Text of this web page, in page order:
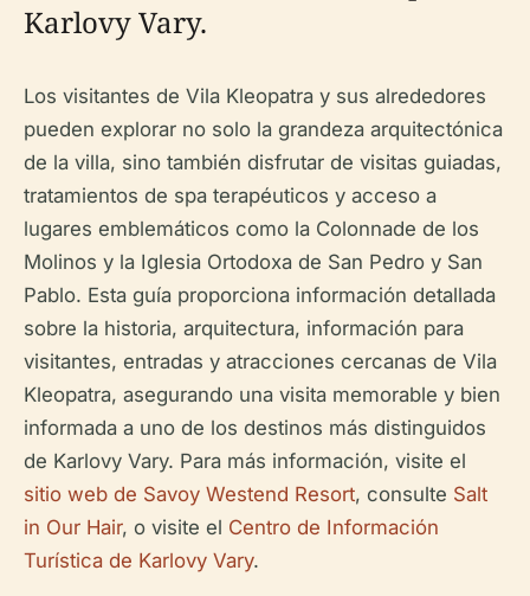
Karlovy Vary.
Los visitantes de Vila Kleopatra y sus alrededores
pueden explorar no solo la grandeza arquitectónica
de la villa, sino también disfrutar de visitas guiadas,
tratamientos de spa terapéuticos y acceso a
lugares emblemáticos como la Colonnade de los
Molinos y la Iglesia Ortodoxa de San Pedro y San
Pablo. Esta guía proporciona información detallada
sobre la historia, arquitectura, información para
visitantes, entradas y atracciones cercanas de Vila
Kleopatra, asegurando una visita memorable y bien
informada a uno de los destinos más distinguidos
de Karlovy Vary. Para más información, visite el
sitio web de Savoy Westend Resort, consulte Salt
in Our Hair, o visite el Centro de Información
Turística de Karlovy Vary.